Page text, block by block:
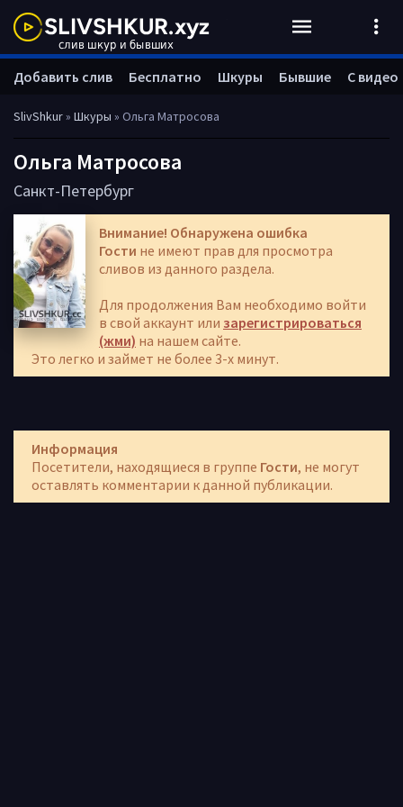
SlivShkur» Шкуры » Ольга Матросова
Ольга Матросова
Санкт-Петербург
Внимание! Обнаружена ошибка
Гости не имеют прав для просмотра
сливов из данного раздела.
Для продолжения Вам необходимо войти
в свой аккаунт или зарегистрироваться
(жми) на нашем сайте.
Это легко и займет не более 3-х минут.
Информация
Посетители, находящиеся в группе Гости, не могут
оставлять комментарии к данной публикации.
Добавить слив Бесплатно Шкуры Бывшие С видео